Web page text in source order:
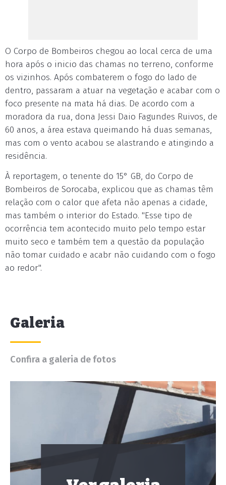
O Corpo de Bombeiros chegou ao local cerca de uma
hora após o inicio das chamas no terreno, conforme
os vizinhos. Após combaterem o fogo do lado de
dentro, passaram a atuar na vegetação e acabar com o
foco presente na mata há dias. De acordo com a
moradora da rua, dona Jessi Daio Fagundes Ruivos, de
60 anos, a área estava queimando há duas semanas,
mas com o vento acabou se alastrando e atingindo a
residência.
À reportagem, o tenente do 15° GB, do Corpo de
Bombeiros de Sorocaba, explicou que as chamas têm
relação com o calor que afeta não apenas a cidade,
mas também o interior do Estado. "Esse tipo de
ocorrência tem acontecido muito pelo tempo estar
muito seco e também tem a questão da população
não tomar cuidado e acabr não cuidando com o fogo
ao redor".
Galeria
Confira a galeria de fotos